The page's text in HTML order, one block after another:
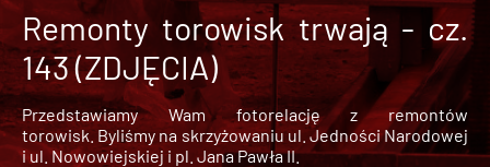
Remonty torowisk trwają - cz.
143 (ZDJĘCIA)
Przedstawiamy Wam fotorelację z remontów
torowisk. Byliśmy na skrzyżowaniu ul. Jedności Narodowej
i ul. Nowowiejskiej i pl. Jana Pawła II.